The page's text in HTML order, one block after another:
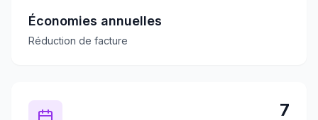
Économies annuelles
Réduction de facture
7